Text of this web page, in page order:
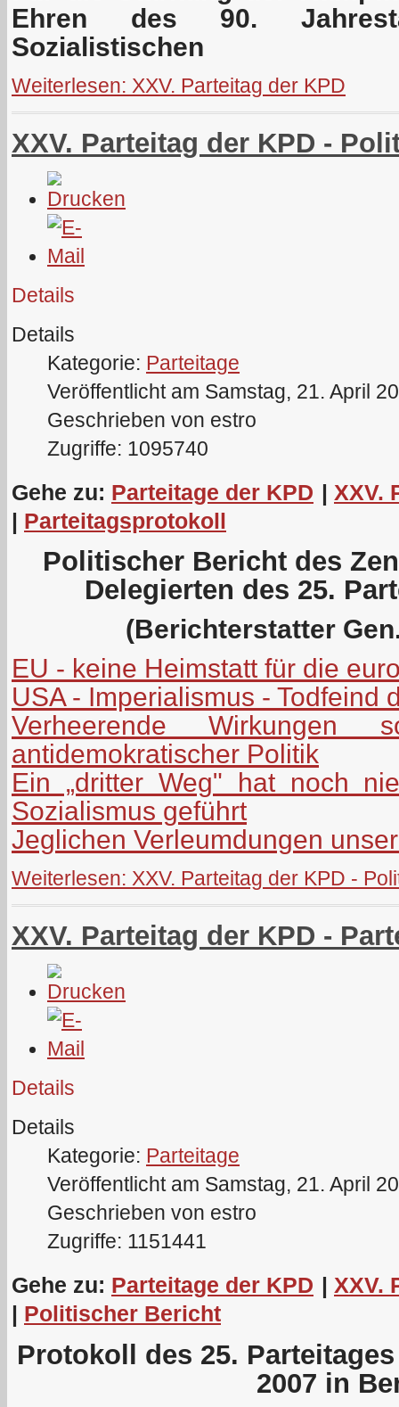
Ehren des 90.
Sozialistischen
Weiterlesen: XXV. Parteitag der KPD
XXV. Parteitag der KPD -
Details
Details
Kategorie: Parteitage
Veröffentlicht am Samstag, 21. April
Geschrieben von estro
Zugriffe: 1095740
Gehe zu: Parteitage der KPD | XXV.
| Parteitagsprotokoll
Politischer Bericht des
Delegierten des 25.
(Berichterstatter
EU - keine Heimstatt für die
USA - Imperialismus - Todfeind
Verheerende Wirkungen
antidemokratischer Politik
Ein „dritter Weg" hat noch
Sozialismus geführt
Jeglichen Verleumdungen
Weiterlesen: XXV. Parteitag der KPD -
XXV. Parteitag der KPD -
Details
Details
Kategorie: Parteitage
Veröffentlicht am Samstag, 21. April
Geschrieben von estro
Zugriffe: 1151441
Gehe zu: Parteitage der KPD | XXV.
| Politischer Bericht
Protokoll des 25.
2007 in